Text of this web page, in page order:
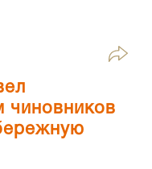
чиновников